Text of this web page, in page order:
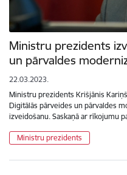
Ministru prezidents
un pārvaldes
22.03.2023.
Ministru prezidents Krišjānis
Digitālās pārveides un pārvaldes
izveidošanu. Saskaņā ar rīkojumu
Ministru prezidents